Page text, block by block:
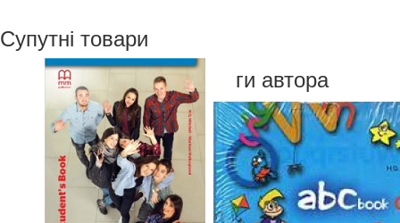
Супутні товари
Книги автора